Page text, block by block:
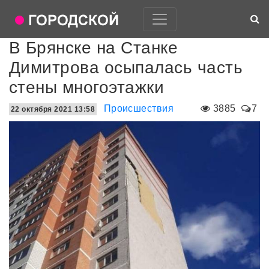
В Брянске на Станке
Димитрова осыпалась часть
стены многоэтажки
3885 7
22 октября 2021 13:58 Происшествия